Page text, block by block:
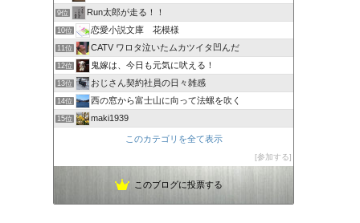
9位 Run太郎が走る！！
10位 恋愛小説文庫 花模様
11位 CATV ワロタ泣いたムカツイタ凹んだ
12位 鬼嫁は、今日も元気に吠える！
13位 おじさん契約社員の日々雑感
14位 西の窓から富士山に向って法螺を吹く
15位 maki1939
このカテゴリを全て表示
参加する
このブログに投票する